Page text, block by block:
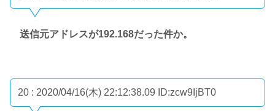
送信元アドレスが192.168だった件か。
20 : 2020/04/16(木) 22:12:38.09 ID:zcw9IjBT0